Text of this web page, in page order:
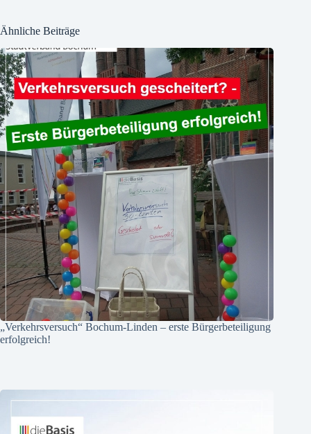
Ähnliche Beiträge
„Verkehrsversuch“ Bochum-Linden – erste Bürgerbeteiligung
erfolgreich!